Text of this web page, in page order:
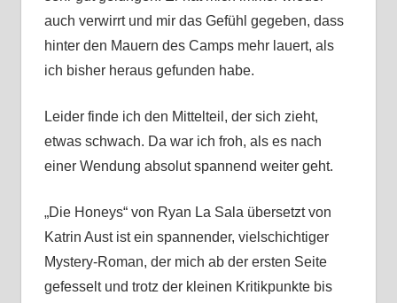
auch verwirrt und mir das Gefühl gegeben, dass
hinter den Mauern des Camps mehr lauert, als
ich bisher heraus gefunden habe.
Leider finde ich den Mittelteil, der sich zieht,
etwas schwach. Da war ich froh, als es nach
einer Wendung absolut spannend weiter geht.
„Die Honeys“ von Ryan La Sala übersetzt von
Katrin Aust ist ein spannender, vielschichtiger
Mystery-Roman, der mich ab der ersten Seite
gefesselt und trotz der kleinen Kritikpunkte bis